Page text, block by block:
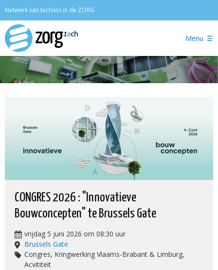
Netwerk van technici in de ZORG
Menu
CONGRES 2026 : "Innovatieve
Bouwconcepten" te Brussels Gate
vrijdag 5 juni 2026 om 08:30 uur
Brussels Gate
Congres, Kringwerking Vlaams-Brabant & Limburg,
Acvititeit